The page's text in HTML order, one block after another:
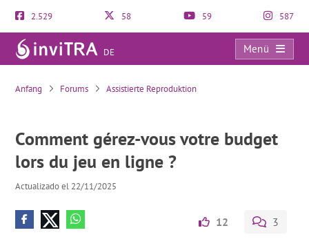
2.529 58 59 587
DE
Menü
Comment gérez-vous votre budget lors du jeu en ligne ?
Anfang Forums Assistierte Reproduktion
Comment gérez-vous votre budget
lors du jeu en ligne ?
Actualizado el 22/11/2025
12 3